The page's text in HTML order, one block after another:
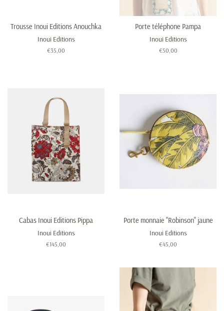
Trousse Inoui Editions Anouchka
Inoui Editions
Prix
€35,00
Porte téléphone Pampa
Inoui Editions
Prix
€50,00
Cabas Inoui Editions Pippa
Inoui Editions
Prix
€145,00
Porte monnaie "Robinson" jaune
Inoui Editions
Prix
€45,00